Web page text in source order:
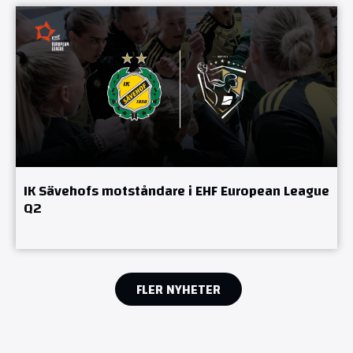
IK Sävehofs motståndare i EHF European League
Q2
FLER NYHETER